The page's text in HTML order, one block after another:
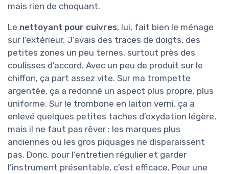
mais rien de choquant.
Le nettoyant pour cuivres, lui, fait bien le ménage
sur l’extérieur. J’avais des traces de doigts, des
petites zones un peu ternes, surtout près des
coulisses d’accord. Avec un peu de produit sur le
chiffon, ça part assez vite. Sur ma trompette
argentée, ça a redonné un aspect plus propre, plus
uniforme. Sur le trombone en laiton verni, ça a
enlevé quelques petites taches d’oxydation légère,
mais il ne faut pas rêver : les marques plus
anciennes ou les gros piquages ne disparaissent
pas. Donc, pour l’entretien régulier et garder
l’instrument présentable, c’est efficace. Pour une